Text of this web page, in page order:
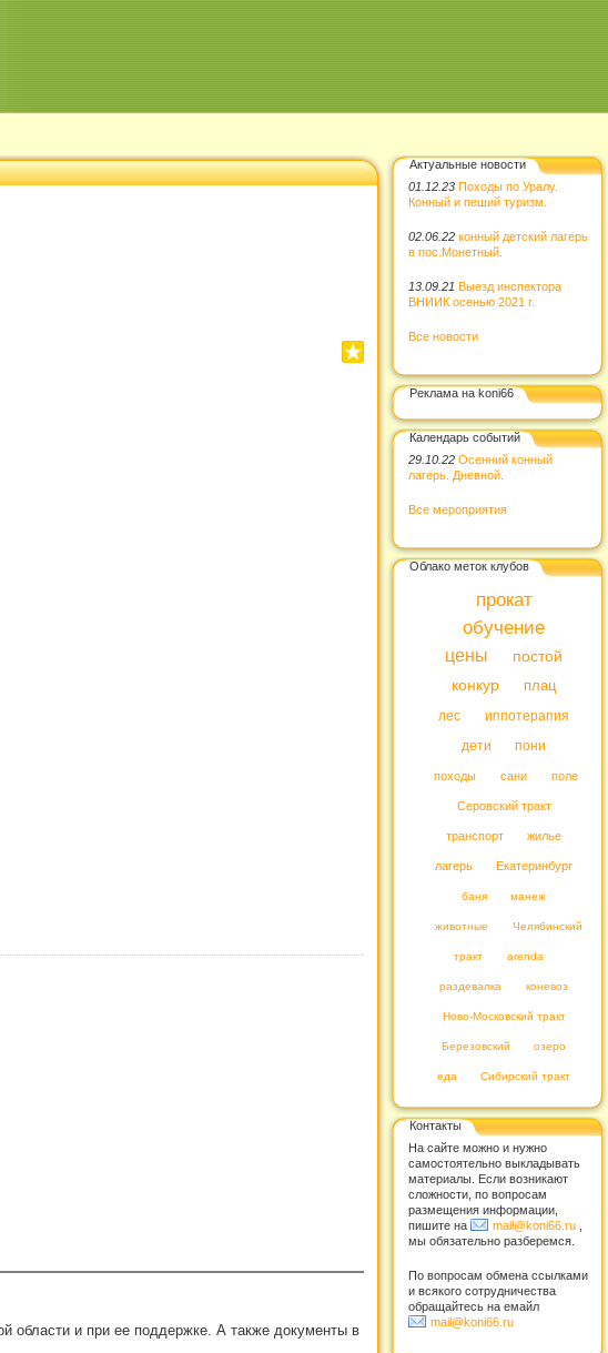
области и при ее поддержке. А также документы в
Актуальные новости
01.12.23 Походы по Уралу.
Конный и пеший туризм.
02.06.22 конный детский лагерь
в пос.Монетный.
13.09.21 Выезд инспектора
ВНИИК осенью 2021 г.
Все новости
Реклама на koni66
Календарь событий
29.10.22 Осенний конный
лагерь. Дневной.
Все мероприятия
Облако меток клубов
прокат
обучение
цены
постой
конкур
плац
лес
иппотерапия
дети
пони
походы сани поле
Серовский тракт
транспорт жилье
лагерь Екатеринбург
баня манеж
животные Челябинский
тракт arenda
раздевалка коневоз
Ново-Московский тракт
Березовский озеро
еда Сибирский тракт
Контакты
На сайте можно и нужно
самостоятельно выкладывать
материалы. Если возникают
сложности, по вопросам
размещения информации,
пишите на
mail@koni66.ru
мы обязательно разберемся.
По вопросам обмена ссылками
и всякого сотрудничества
обращайтесь на емайл
mail@koni66.ru